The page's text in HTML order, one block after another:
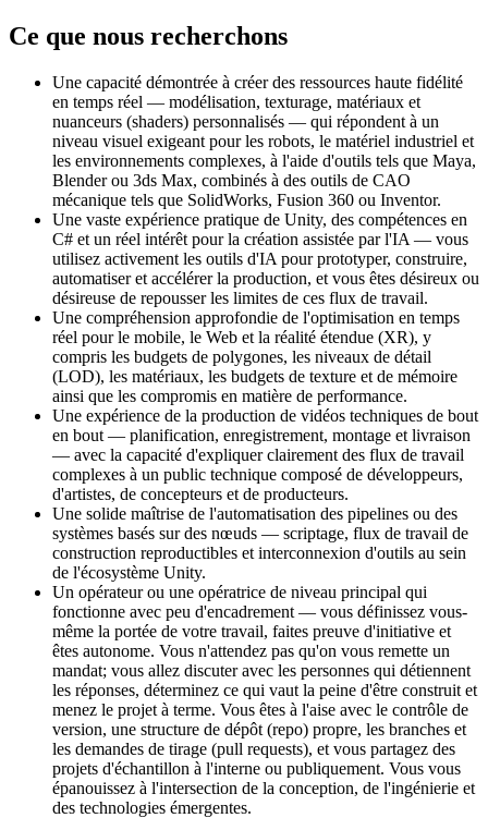
Ce que nous recherchons
Une capacité démontrée à créer des ressources haute fidélité
en temps réel — modélisation, texturage, matériaux et
nuanceurs (shaders) personnalisés — qui répondent à un
niveau visuel exigeant pour les robots, le matériel industriel et
les environnements complexes, à l'aide d'outils tels que Maya,
Blender ou 3ds Max, combinés à des outils de CAO
mécanique tels que SolidWorks, Fusion 360 ou Inventor.
Une vaste expérience pratique de Unity, des compétences en
C# et un réel intérêt pour la création assistée par l'IA — vous
utilisez activement les outils d'IA pour prototyper, construire,
automatiser et accélérer la production, et vous êtes désireux ou
désireuse de repousser les limites de ces flux de travail.
Une compréhension approfondie de l'optimisation en temps
réel pour le mobile, le Web et la réalité étendue (XR), y
compris les budgets de polygones, les niveaux de détail
(LOD), les matériaux, les budgets de texture et de mémoire
ainsi que les compromis en matière de performance.
Une expérience de la production de vidéos techniques de bout
en bout — planification, enregistrement, montage et livraison
— avec la capacité d'expliquer clairement des flux de travail
complexes à un public technique composé de développeurs,
d'artistes, de concepteurs et de producteurs.
Une solide maîtrise de l'automatisation des pipelines ou des
systèmes basés sur des nœuds — scriptage, flux de travail de
construction reproductibles et interconnexion d'outils au sein
de l'écosystème Unity.
Un opérateur ou une opératrice de niveau principal qui
fonctionne avec peu d'encadrement — vous définissez vous-
même la portée de votre travail, faites preuve d'initiative et
êtes autonome. Vous n'attendez pas qu'on vous remette un
mandat; vous allez discuter avec les personnes qui détiennent
les réponses, déterminez ce qui vaut la peine d'être construit et
menez le projet à terme. Vous êtes à l'aise avec le contrôle de
version, une structure de dépôt (repo) propre, les branches et
les demandes de tirage (pull requests), et vous partagez des
projets d'échantillon à l'interne ou publiquement. Vous vous
épanouissez à l'intersection de la conception, de l'ingénierie et
des technologies émergentes.